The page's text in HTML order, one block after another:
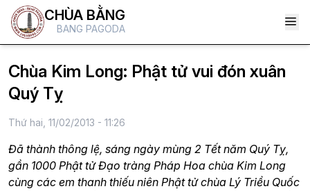
CHÙA BẰNG
BANG PAGODA
Chùa Kim Long: Phật tử vui đón xuân
Quý Tỵ
Thứ hai, 11/02/2013 - 11:26
Đã thành thông lệ, sáng ngày mùng 2 Tết năm Quý Tỵ,
gần 1000 Phật tử Đạo tràng Pháp Hoa chùa Kim Long
cùng các em thanh thiếu niên Phật tử chùa Lý Triều Quốc